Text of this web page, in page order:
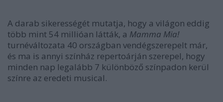
A darab sikerességét mutatja, hogy a világon eddig
több mint 54 millióan látták, a Mamma Mia!
turnéváltozata 40 országban vendégszerepelt már,
és ma is annyi színház repertoárján szerepel, hogy
minden nap legalább 7 különböző színpadon kerül
színre az eredeti musical.